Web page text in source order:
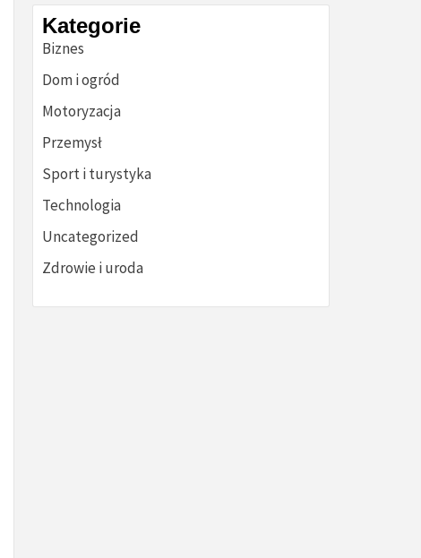
Kategorie
Biznes
Dom i ogród
Motoryzacja
Przemysł
Sport i turystyka
Technologia
Uncategorized
Zdrowie i uroda